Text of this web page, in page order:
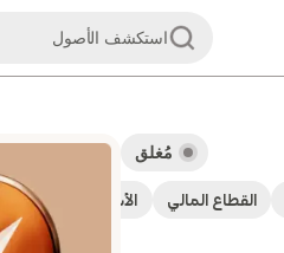
استكشف الأصول
القطاع المالي الأسهم عوائد
مُغلق